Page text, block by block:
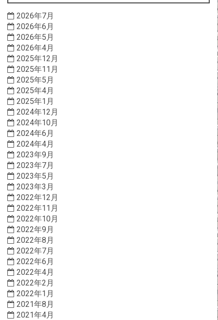
2026年7月
2026年6月
2026年5月
2026年4月
2025年12月
2025年11月
2025年5月
2025年4月
2025年1月
2024年12月
2024年10月
2024年6月
2024年4月
2023年9月
2023年7月
2023年5月
2023年3月
2022年12月
2022年11月
2022年10月
2022年9月
2022年8月
2022年7月
2022年6月
2022年4月
2022年2月
2022年1月
2021年8月
2021年4月